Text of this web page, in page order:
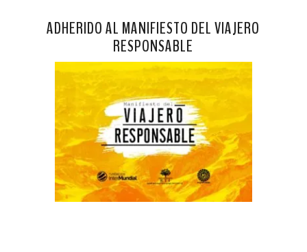
ADHERIDO AL MANIFIESTO DEL VIAJERO
RESPONSABLE